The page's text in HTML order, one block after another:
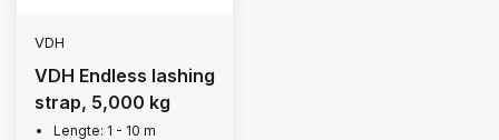
VDH
VDH Endless lashing
strap, 5,000 kg
Lengte: 1 - 10 m